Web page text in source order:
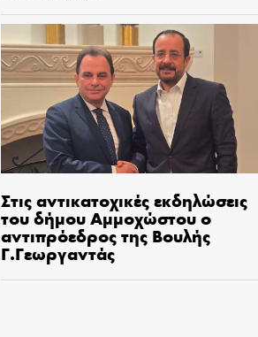
Στις αντικατοχικές εκδηλώσεις
του δήμου Αμμοχώστου ο
αντιπρόεδρος της Βουλής
Γ.Γεωργαντάς